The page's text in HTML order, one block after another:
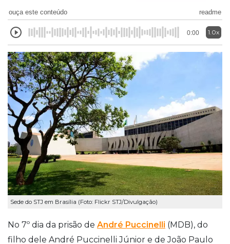
ouça este conteúdo readme
0:00 1.0x
Sede do STJ em Brasília (Foto: Flickr STJ/Divulgação)
No 7º dia da prisão de André Puccinelli (MDB), do
filho dele André Puccinelli Júnior e de João Paulo